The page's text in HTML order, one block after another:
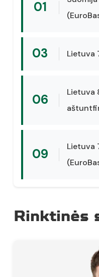
01
03 Lietuva
06
Lietuva
09
Lietuva
Rinktinės